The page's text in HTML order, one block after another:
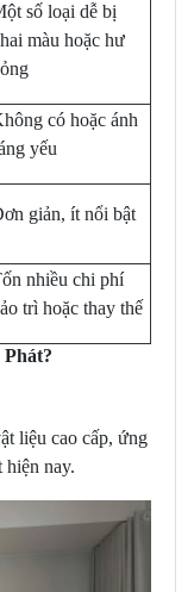
số loại dễ bị
màu hoặc hư
có hoặc ánh
yếu
giản, ít nổi bật
nhiều chi phí
trì hoặc thay thế
liệu cao cấp, ứng
hiện nay.